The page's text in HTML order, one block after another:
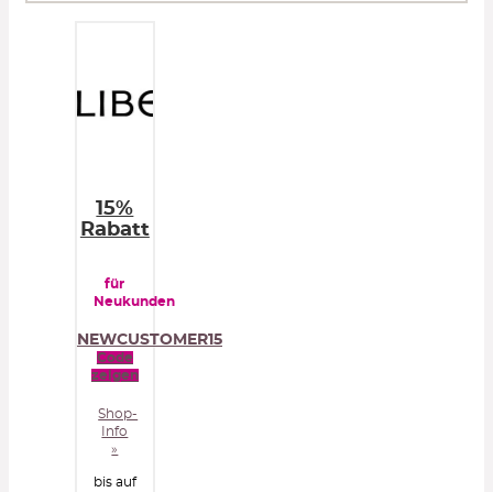
15%
Rabatt
für
Neukunden
NEWCUSTOMER15
Code
zeigen
Shop-
Info
»
bis auf